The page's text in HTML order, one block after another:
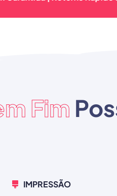
Fim
IMPRESSÃO